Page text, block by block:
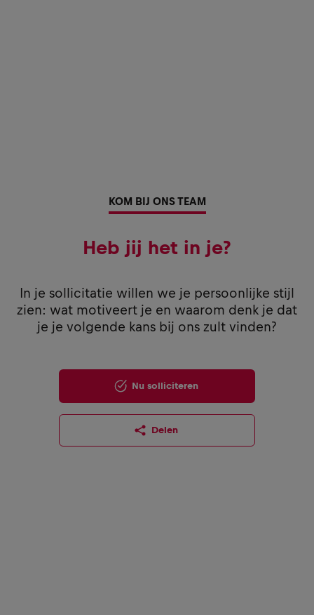
KOM BIJ ONS TEAM
Heb jij het in je?
In je sollicitatie willen we je persoonlijke stijl
zien: wat motiveert je en waarom denk je dat
je je volgende kans bij ons zult vinden?
Nu solliciteren
Delen